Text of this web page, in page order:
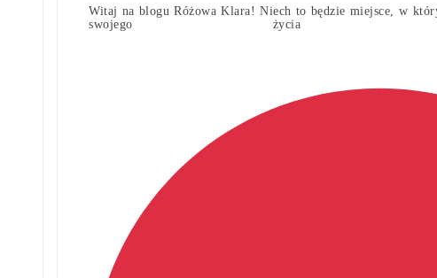
Witaj na blogu Różowa Klara! Niech to będzie miejsce, w
swojego